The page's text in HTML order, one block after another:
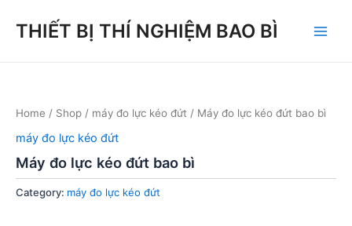
THIẾT BỊ THÍ NGHIỆM BAO BÌ
Home / Shop / máy đo lực kéo đứt / Máy đo lực kéo đứt bao bì
máy đo lực kéo đứt
Máy đo lực kéo đứt bao bì
Category: máy đo lực kéo đứt